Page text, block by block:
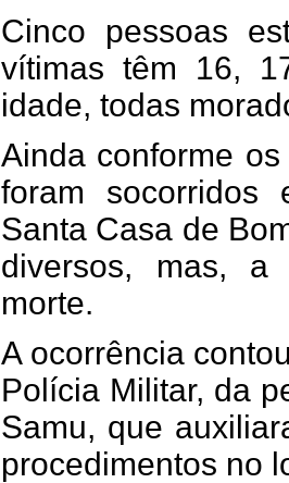
Cinco pessoas
vítimas têm 16,
idade, todas
Ainda conforme
foram socorridos
Santa Casa de
diversos, mas,
morte.
A ocorrência
Polícia Militar, da
Samu, que
procedimentos no